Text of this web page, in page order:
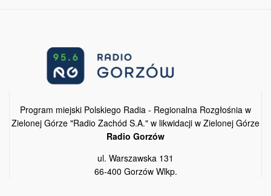
Program miejski Polskiego Radia - Regionalna Rozgłośnia w
Zielonej Górze "Radio Zachód S.A." w likwidacji w Zielonej Górze
Radio Gorzów
ul. Warszawska 131
66-400 Gorzów Wlkp.